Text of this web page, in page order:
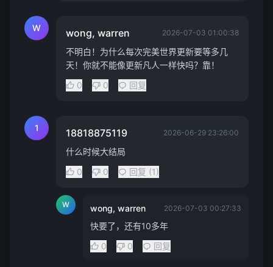
W wong, warren 2026-07-03 01:00:38
不明白！为什么每次完美世界更新要等多几
天！你就不能像更新凡人一样快吗？靠！
0
0 回复
1 18818875119 2026-06-29 23:26:00
什么时候大结局
0
0 回复 (1)
W wong, warren 2026-07-03 00:27:33
快要了，还有10多年
0
0 回复